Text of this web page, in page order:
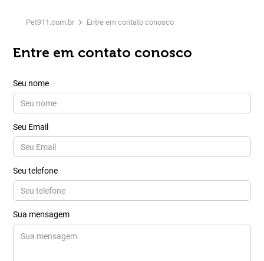
Pet911.com.br Entre em contato conosco
Entre em contato conosco
Seu nome
Seu Email
Seu telefone
Sua mensagem